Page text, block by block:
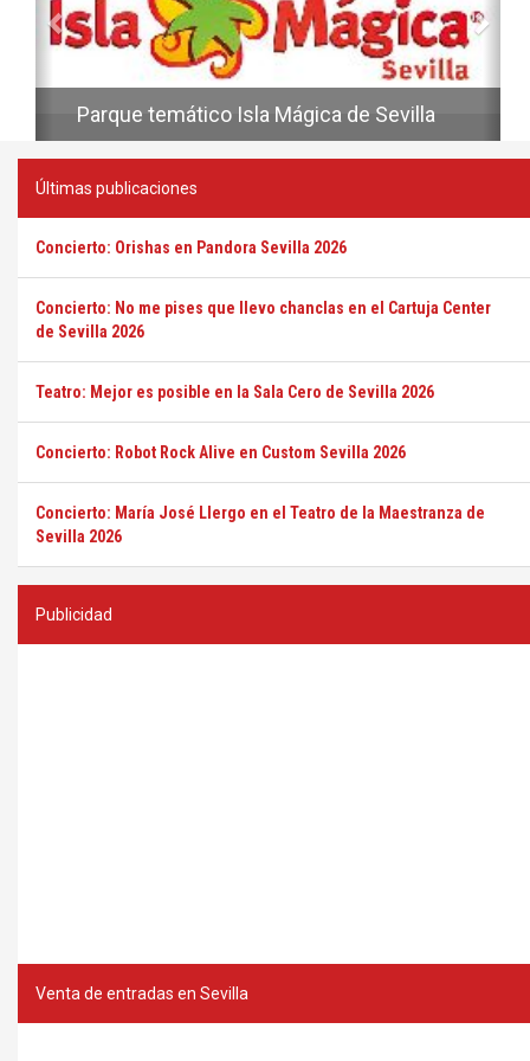
Parque temático Isla Mágica de Sevilla
Últimas publicaciones
Concierto: Orishas en Pandora Sevilla 2026
Concierto: No me pises que llevo chanclas en el Cartuja Center
de Sevilla 2026
Teatro: Mejor es posible en la Sala Cero de Sevilla 2026
Concierto: Robot Rock Alive en Custom Sevilla 2026
Concierto: María José Llergo en el Teatro de la Maestranza de
Sevilla 2026
Publicidad
Venta de entradas en Sevilla